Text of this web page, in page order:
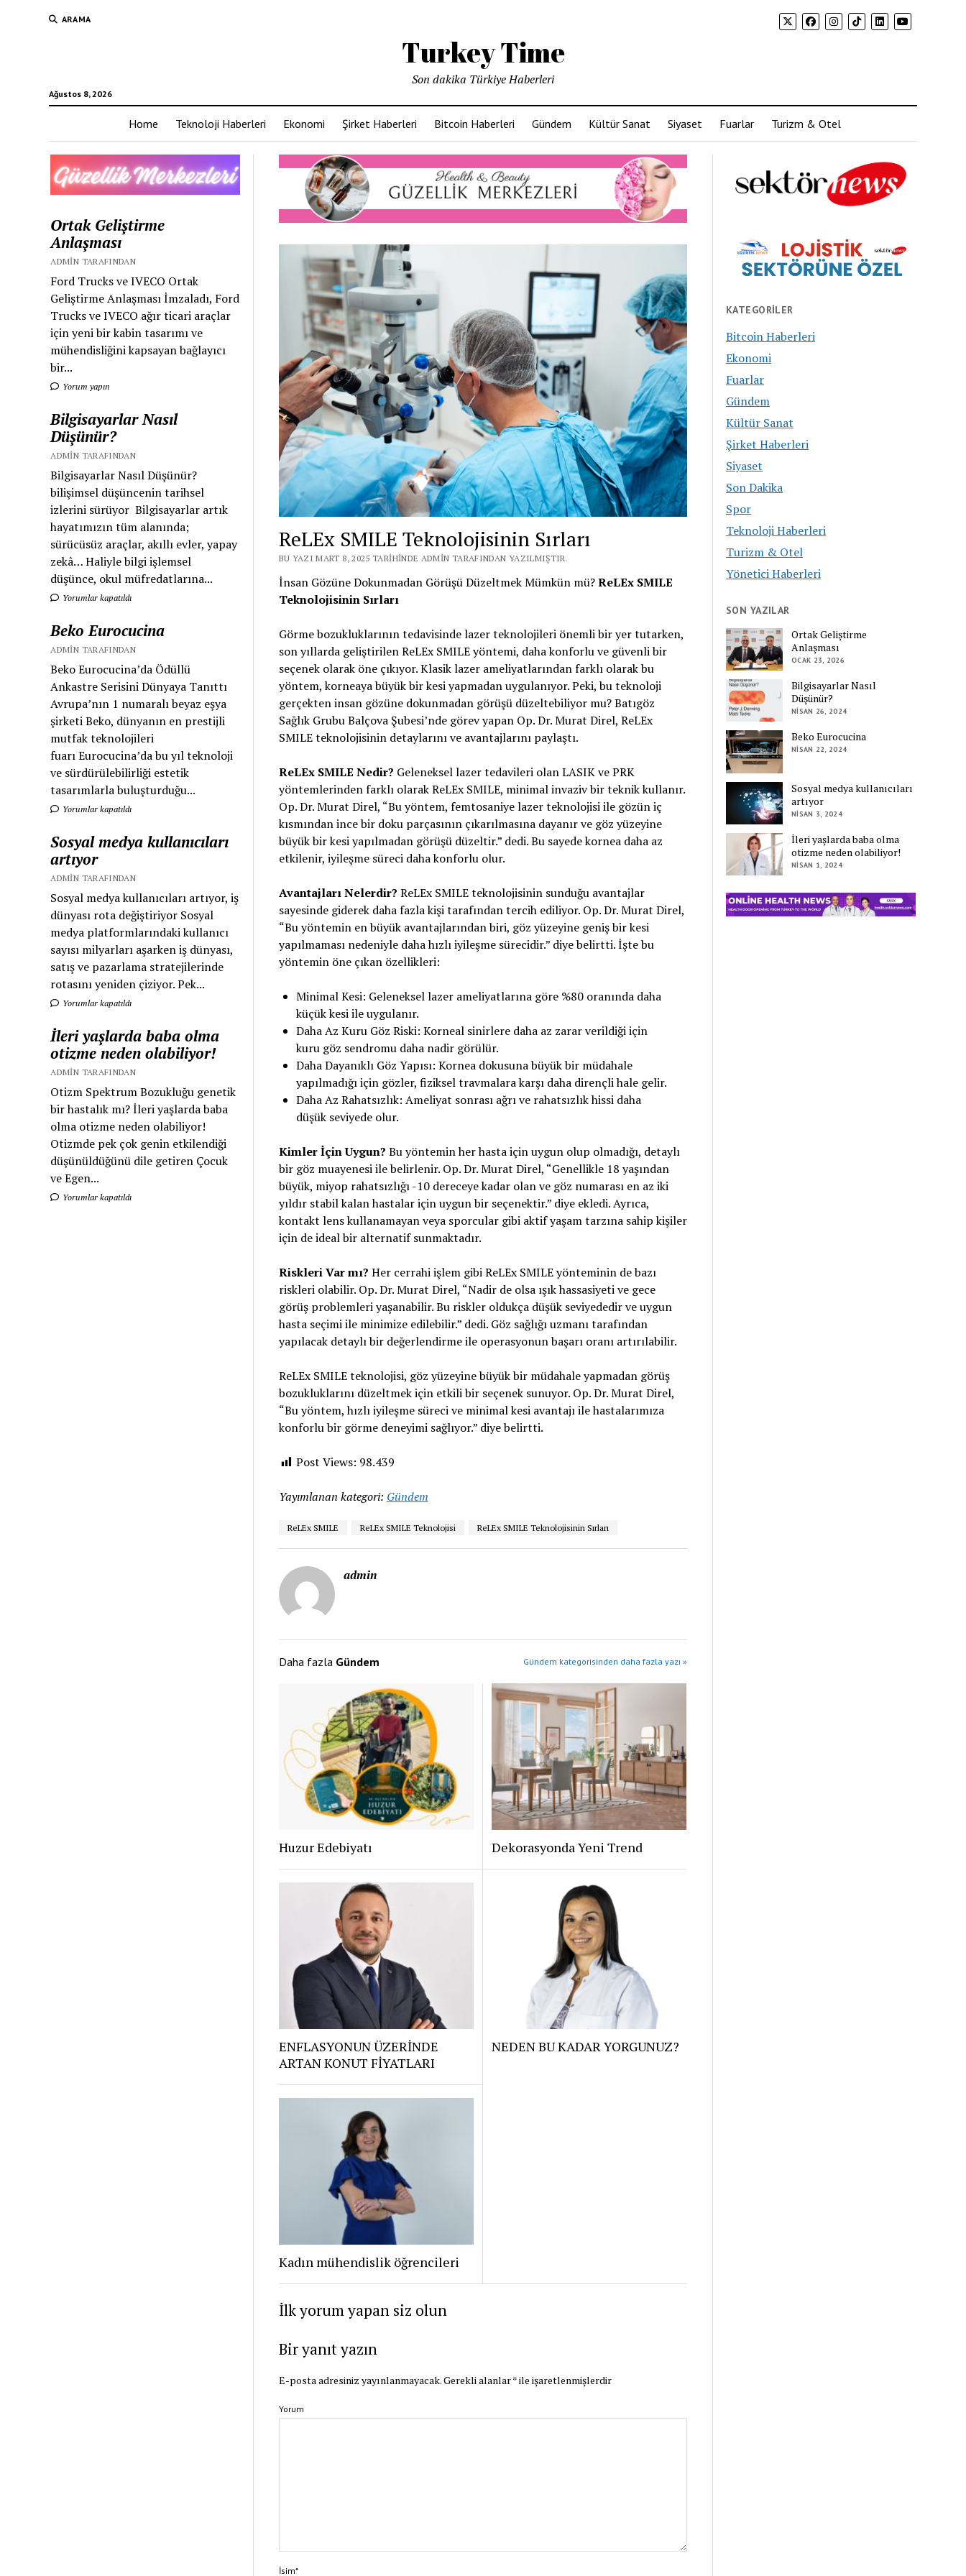
ARAMA
Turkey Time
Ağustos 8, 2026
Son dakika Türkiye Haberleri
Home Teknoloji Haberleri Ekonomi Şirket Haberleri Bitcoin Haberleri Gündem Kültür Sanat Siyaset Fuarlar Turizm & Otel
Ortak Geliştirme
Anlaşması
ADMIN TARAFINDAN
Ford Trucks ve IVECO Ortak
Geliştirme Anlaşması İmzaladı, Ford
Trucks ve IVECO ağır ticari araçlar
için yeni bir kabin tasarımı ve
mühendisliğini kapsayan bağlayıcı
bir...
Yorum yapın
Bilgisayarlar Nasıl
Düşünür?
ADMIN TARAFINDAN
Bilgisayarlar Nasıl Düşünür?
bilişimsel düşüncenin tarihsel
izlerini sürüyor Bilgisayarlar artık
hayatımızın tüm alanında;
sürücüsüz araçlar, akıllı evler, yapay
zekâ… Haliyle bilgi işlemsel
düşünce, okul müfredatlarına...
Yorumlar kapatıldı
Beko Eurocucina
ADMIN TARAFINDAN
Beko Eurocucina’da Ödüllü
Ankastre Serisini Dünyaya Tanıttı
Avrupa’nın 1 numaralı beyaz eşya
şirketi Beko, dünyanın en prestijli
mutfak teknolojileri
fuarı Eurocucina’da bu yıl teknoloji
ve sürdürülebilirliği estetik
tasarımlarla buluşturduğu...
Yorumlar kapatıldı
Sosyal medya kullanıcıları
artıyor
ADMIN TARAFINDAN
Sosyal medya kullanıcıları artıyor, iş
dünyası rota değiştiriyor Sosyal
medya platformlarındaki kullanıcı
sayısı milyarları aşarken iş dünyası,
satış ve pazarlama stratejilerinde
rotasını yeniden çiziyor. Pek...
Yorumlar kapatıldı
İleri yaşlarda baba olma
otizme neden olabiliyor!
ADMIN TARAFINDAN
Otizm Spektrum Bozukluğu genetik
bir hastalık mı? İleri yaşlarda baba
olma otizme neden olabiliyor!
Otizmde pek çok genin etkilendiği
düşünüldüğünü dile getiren Çocuk
ve Egen...
Yorumlar kapatıldı
ReLEx SMILE Teknolojisinin Sırları
BU YAZI MART 8, 2025 TARIHINDE ADMIN TARAFINDAN YAZILMIŞTIR.
İnsan Gözüne Dokunmadan Görüşü Düzeltmek Mümkün mü?ReLEx SMILE
Teknolojisinin Sırları
Görme bozukluklarının tedavisinde lazer teknolojileri önemli bir yer tutarken,
son yıllarda geliştirilen ReLEx SMILE yöntemi, daha konforlu ve güvenli bir
seçenek olarak öne çıkıyor. Klasik lazer ameliyatlarından farklı olarak bu
yöntem, korneaya büyük bir kesi yapmadan uygulanıyor. Peki, bu teknoloji
gerçekten insan gözüne dokunmadan görüşü düzeltebiliyor mu? Batıgöz
Sağlık Grubu Balçova Şubesi’nde görev yapan Op. Dr. Murat Direl, ReLEx
SMILE teknolojisinin detaylarını ve avantajlarını paylaştı.
ReLEx SMILE Nedir? Geleneksel lazer tedavileri olan LASIK ve PRK
yöntemlerinden farklı olarak ReLEx SMILE, minimal invaziv bir teknik kullanır.
Op. Dr. Murat Direl, “Bu yöntem, femtosaniye lazer teknolojisi ile gözün iç
kısmından ince bir doku parçasının çıkarılmasına dayanır ve göz yüzeyine
büyük bir kesi yapılmadan görüşü düzeltir.” dedi. Bu sayede kornea daha az
etkilenir, iyileşme süreci daha konforlu olur.
Avantajları Nelerdir? ReLEx SMILE teknolojisinin sunduğu avantajlar
sayesinde giderek daha fazla kişi tarafından tercih ediliyor. Op. Dr. Murat Direl,
“Bu yöntemin en büyük avantajlarından biri, göz yüzeyine geniş bir kesi
yapılmaması nedeniyle daha hızlı iyileşme sürecidir.” diye belirtti. İşte bu
yöntemin öne çıkan özellikleri:
Minimal Kesi: Geleneksel lazer ameliyatlarına göre %80 oranında daha
küçük kesi ile uygulanır.
Daha Az Kuru Göz Riski: Korneal sinirlere daha az zarar verildiği için
kuru göz sendromu daha nadir görülür.
Daha Dayanıklı Göz Yapısı: Kornea dokusuna büyük bir müdahale
yapılmadığı için gözler, fiziksel travmalara karşı daha dirençli hale gelir.
Daha Az Rahatsızlık: Ameliyat sonrası ağrı ve rahatsızlık hissi daha
düşük seviyede olur.
Kimler İçin Uygun? Bu yöntemin her hasta için uygun olup olmadığı, detaylı
bir göz muayenesi ile belirlenir. Op. Dr. Murat Direl, “Genellikle 18 yaşından
büyük, miyop rahatsızlığı -10 dereceye kadar olan ve göz numarası en az iki
yıldır stabil kalan hastalar için uygun bir seçenektir.” diye ekledi. Ayrıca,
kontakt lens kullanamayan veya sporcular gibi aktif yaşam tarzına sahip kişiler
için de ideal bir alternatif sunmaktadır.
Riskleri Var mı? Her cerrahi işlem gibi ReLEx SMILE yönteminin de bazı
riskleri olabilir. Op. Dr. Murat Direl, “Nadir de olsa ışık hassasiyeti ve gece
görüş problemleri yaşanabilir. Bu riskler oldukça düşük seviyededir ve uygun
hasta seçimi ile minimize edilebilir.” dedi. Göz sağlığı uzmanı tarafından
yapılacak detaylı bir değerlendirme ile operasyonun başarı oranı artırılabilir.
ReLEx SMILE teknolojisi, göz yüzeyine büyük bir müdahale yapmadan görüş
bozukluklarını düzeltmek için etkili bir seçenek sunuyor. Op. Dr. Murat Direl,
“Bu yöntem, hızlı iyileşme süreci ve minimal kesi avantajı ile hastalarımıza
konforlu bir görme deneyimi sağlıyor.” diye belirtti.
Post Views: 98.439
Yayımlanan kategori: Gündem
ReLEx SMILE ReLEx SMILE Teknolojisi ReLEx SMILE Teknolojisinin Sırları
admin
Daha fazla Gündem Gündem kategorisinden daha fazla yazı »
Huzur Edebiyatı Dekorasyonda Yeni Trend
ENFLASYONUN ÜZERİNDE
ARTAN KONUT FİYATLARI
NEDEN BU KADAR YORGUNUZ?
Kadın mühendislik öğrencileri
İlk yorum yapan siz olun
Bir yanıt yazın
E-posta adresiniz yayınlanmayacak.Gerekli alanlar*ile işaretlenmişlerdir
Yorum
İsim*
KATEGORILER
Bitcoin Haberleri
Ekonomi
Fuarlar
Gündem
Kültür Sanat
Şirket Haberleri
Siyaset
Son Dakika
Spor
Teknoloji Haberleri
Turizm & Otel
Yönetici Haberleri
SON YAZILAR
Ortak Geliştirme
Anlaşması
OCAK 23, 2026
Bilgisayarlar Nasıl
Düşünür?
NISAN 26, 2024
Beko Eurocucina
NISAN 22, 2024
Sosyal medya kullanıcıları
artıyor
NISAN 3, 2024
İleri yaşlarda baba olma
otizme neden olabiliyor!
NISAN 1, 2024